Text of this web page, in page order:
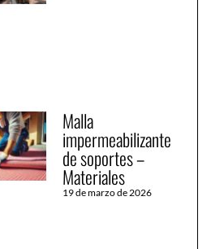
Malla
impermeabilizante
de soportes –
Materiales
19 de marzo de 2026